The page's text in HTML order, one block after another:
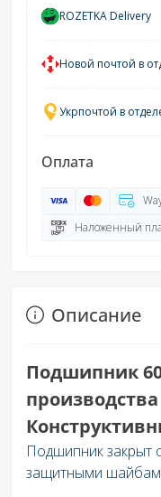
ROZETKA Delivery
Новой почтой в
Укрпочтой в
Оплата
Наложенный
Описание
Подшипник
Подшипник закрыт
защитными